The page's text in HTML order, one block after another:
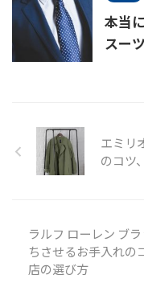
本当
スー
エミリ
のコツ
ラルフ ローレン ブ
ちさせるお手入れの
店の選び方